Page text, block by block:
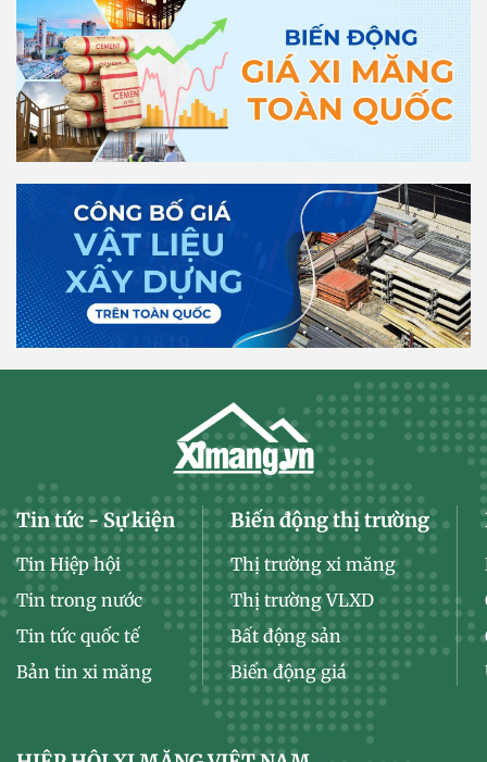
Tin tức - Sự kiện
Tin Hiệp hội
Tin trong nước
Tin tức quốc tế
Bản tin xi măng
Biến động thị trường
Thị trường xi măng
Thị trường VLXD
Bất động sản
Biến động giá